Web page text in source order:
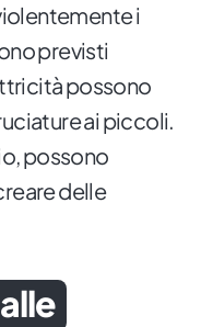
i
previsti
possono
ai piccoli.
possono
delle